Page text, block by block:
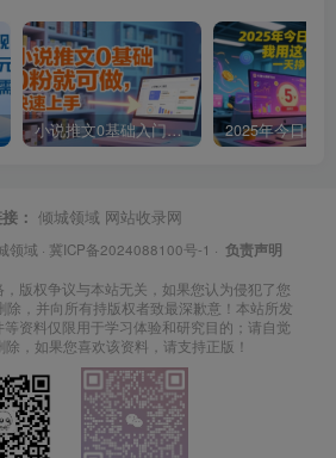
小说推文0基础入门教程，0粉就可做，快速上手
： 倾城领域 网站收录网
领域 · 冀ICP备2024088100号-1 · 负责声明
版权争议与本站无关，如果您认为侵犯了您
除，并向所有持版权者致最深歉意！本站所发
资料仅限用于学习体验和研究目的；请自觉
，如果您喜欢该资料，请支持正版！